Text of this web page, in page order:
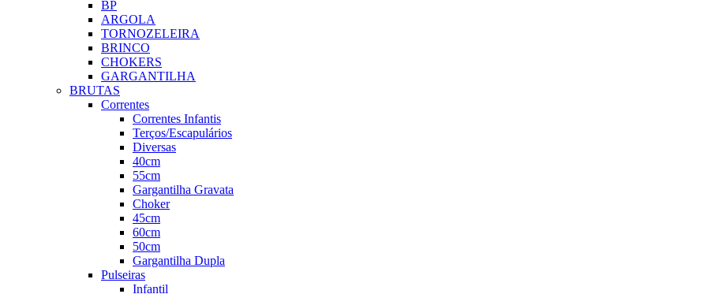
BP
ARGOLA
TORNOZELEIRA
BRINCO
CHOKERS
GARGANTILHA
BRUTAS
Correntes
Correntes Infantis
Terços/Escapulários
Diversas
40cm
55cm
Gargantilha Gravata
Choker
45cm
60cm
50cm
Gargantilha Dupla
Pulseiras
Infantil